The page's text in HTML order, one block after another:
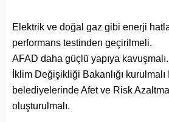
Elektrik ve doğal gaz gibi enerji
performans testinden geçirilmeli.
AFAD daha güçlü yapıya
İklim Değişikliği Bakanlığı
belediyelerinde Afet ve Risk
oluşturulmalı.